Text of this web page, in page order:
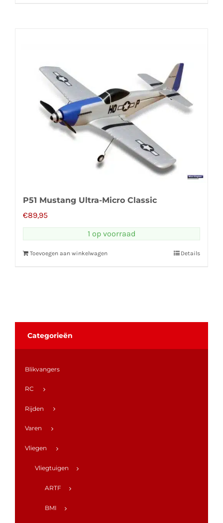
P51 Mustang Ultra-Micro Classic
€89,95
1 op voorraad
Toevoegen aan winkelwagen Details
Categorieën
Blikvangers
RC
Rijden
Varen
Vliegen
Vliegtuigen
ARTF
BMI